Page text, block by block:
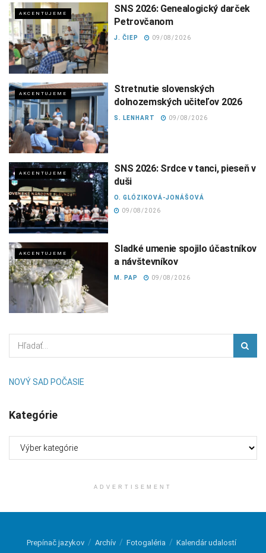
AKCENTUJEME
SNS 2026: Genealogický darček
Petrovčanom
J. ČIEP 09/08/2026
AKCENTUJEME
Stretnutie slovenských
dolnozemských učiteľov 2026
S. LENHART 09/08/2026
AKCENTUJEME
SNS 2026: Srdce v tanci, pieseň v
duši
O. GLÓZIKOVÁ-JONÁŠOVÁ
09/08/2026
AKCENTUJEME
Sladké umenie spojilo účastníkov
a návštevníkov
M. PAP 09/08/2026
NOVÝ SAD POČASIE
Kategórie
ADVERTISEMENT
Prepínač jazykov Archív Fotogaléria Kalendár udalostí